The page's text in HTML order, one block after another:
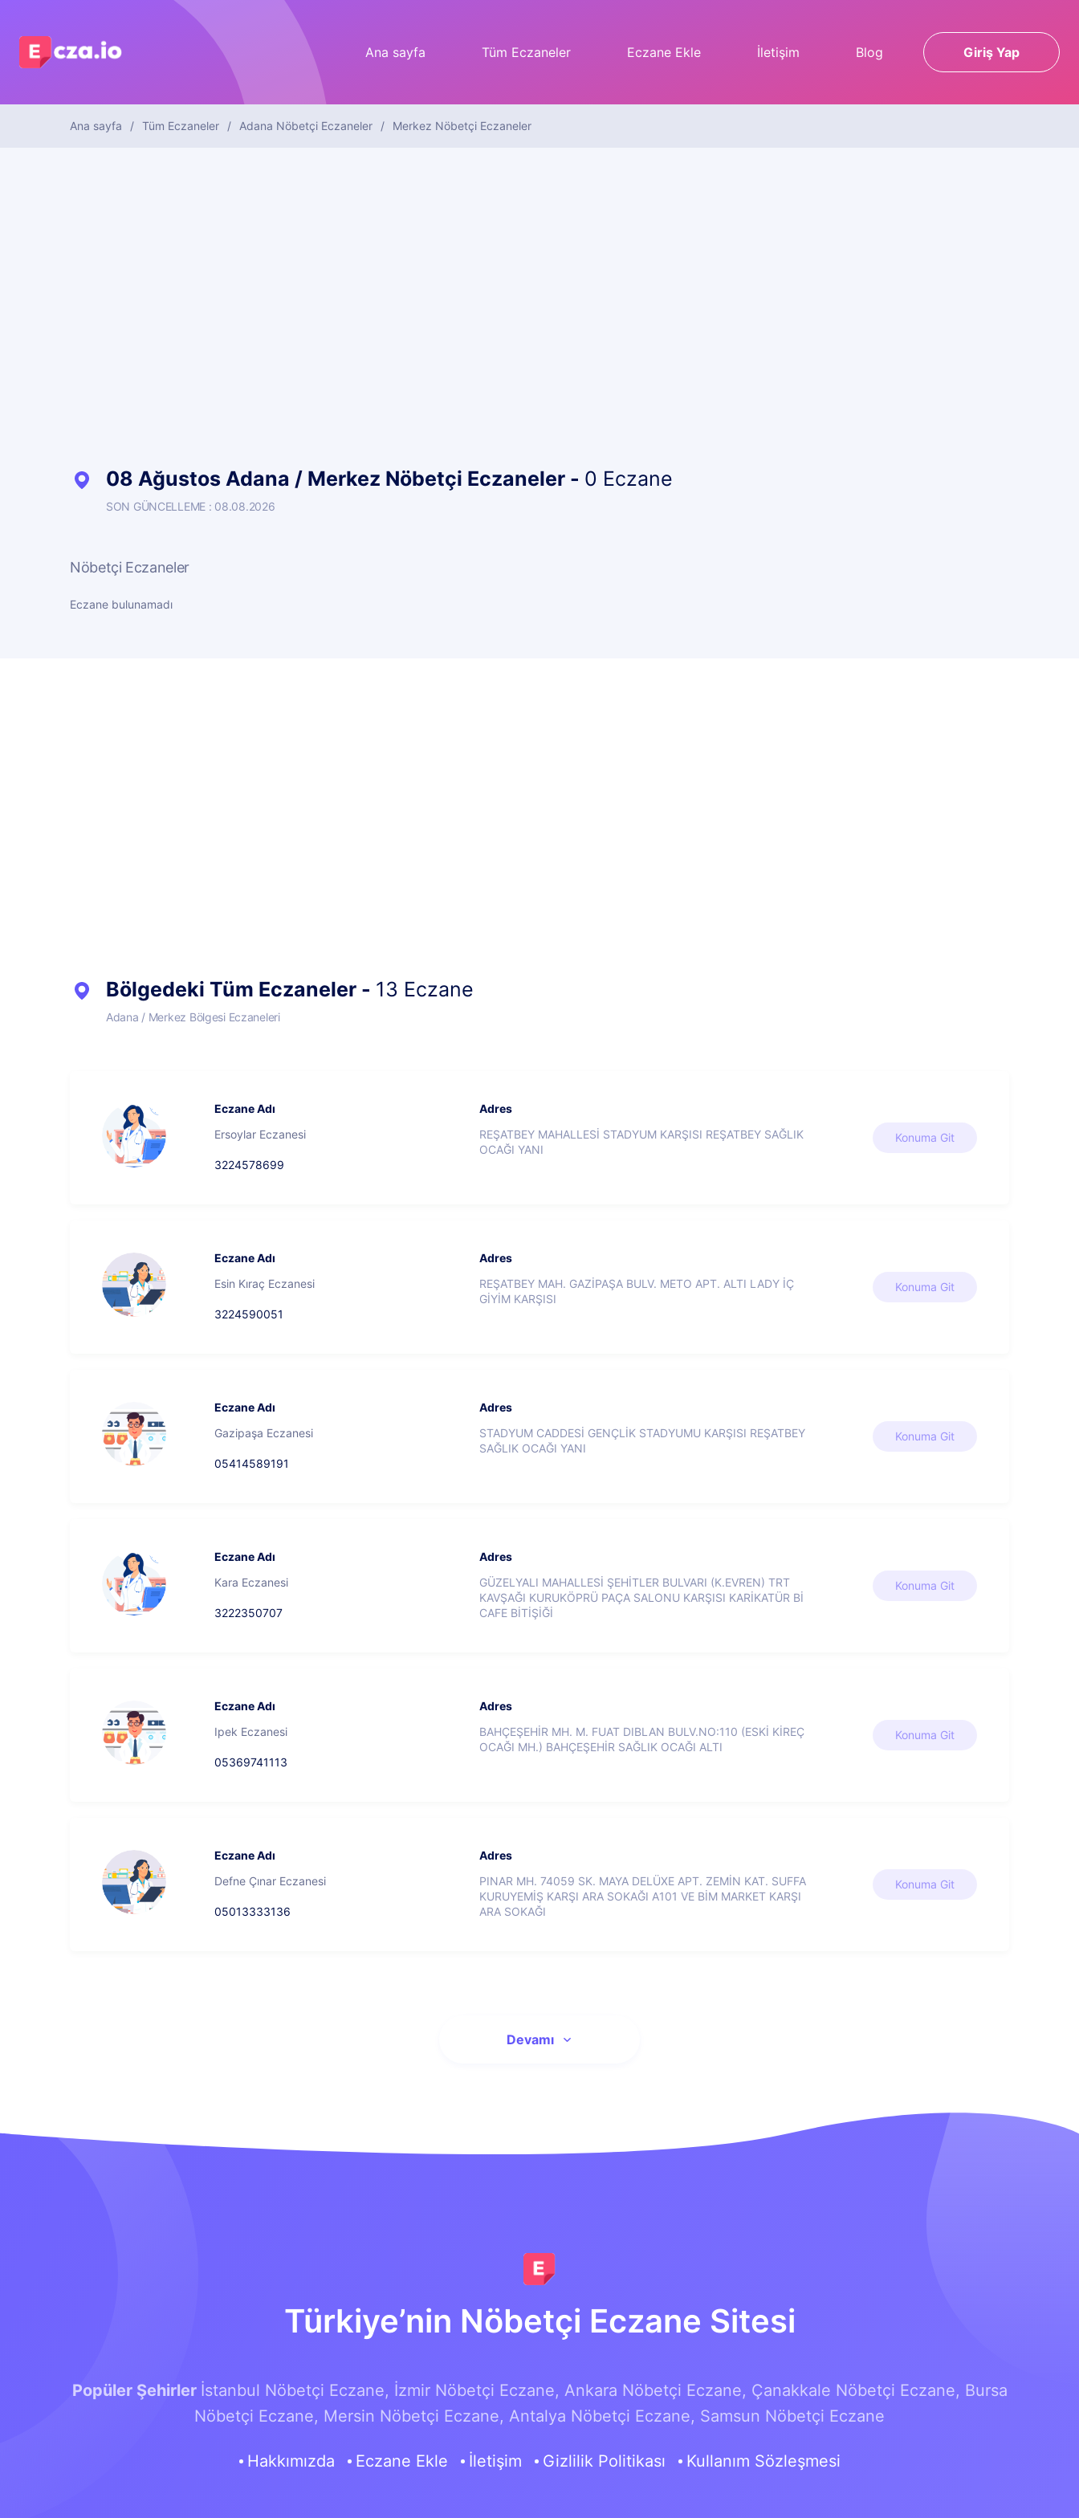
Ana sayfa Tüm Eczaneler Eczane Ekle İletişim Blog Giriş Yap
Ana sayfa Tüm Eczaneler Adana Nöbetçi Eczaneler Merkez Nöbetçi Eczaneler
08 Ağustos Adana / Merkez Nöbetçi Eczaneler - 0 Eczane
SON GÜNCELLEME : 08.08.2026
Nöbetçi Eczaneler
Eczane bulunamadı
Bölgedeki Tüm Eczaneler - 13 Eczane
Adana / Merkez Bölgesi Eczaneleri
Eczane Adı
Ersoylar Eczanesi
3224578699
Adres
REŞATBEY MAHALLESİ STADYUM KARŞISI REŞATBEY SAĞLIK
OCAĞI YANI
Konuma Git
Eczane Adı
Esin Kıraç Eczanesi
3224590051
Adres
REŞATBEY MAH. GAZİPAŞA BULV. METO APT. ALTI LADY İÇ
GİYİM KARŞISI
Konuma Git
Eczane Adı
Gazipaşa Eczanesi
05414589191
Adres
STADYUM CADDESİ GENÇLİK STADYUMU KARŞISI REŞATBEY
SAĞLIK OCAĞI YANI
Konuma Git
Eczane Adı
Kara Eczanesi
3222350707
Adres
GÜZELYALI MAHALLESİ ŞEHİTLER BULVARI (K.EVREN) TRT
KAVŞAĞI KURUKÖPRÜ PAÇA SALONU KARŞISI KARİKATÜR Bİ
CAFE BİTİŞİĞİ
Konuma Git
Eczane Adı
Ipek Eczanesi
05369741113
Adres
BAHÇEŞEHİR MH. M. FUAT DIBLAN BULV.NO:110 (ESKİ KİREÇ
OCAĞI MH.) BAHÇEŞEHİR SAĞLIK OCAĞI ALTI
Konuma Git
Eczane Adı
Defne Çınar Eczanesi
05013333136
Adres
PINAR MH. 74059 SK. MAYA DELÜXE APT. ZEMİN KAT. SUFFA
KURUYEMİŞ KARŞI ARA SOKAĞI A101 VE BİM MARKET KARŞI
ARA SOKAĞI
Konuma Git
Devamı
Türkiye’nin Nöbetçi Eczane Sitesi
Popüler Şehirler İstanbul Nöbetçi Eczane, İzmir Nöbetçi Eczane, Ankara Nöbetçi Eczane, Çanakkale Nöbetçi Eczane, Bursa
Nöbetçi Eczane, Mersin Nöbetçi Eczane, Antalya Nöbetçi Eczane, Samsun Nöbetçi Eczane
Hakkımızda Eczane Ekle İletişim Gizlilik Politikası Kullanım Sözleşmesi